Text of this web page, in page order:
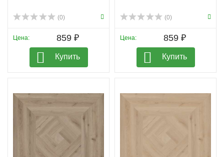
(0)
Цена: 859 ₽
Купить
(0)
Цена: 859 ₽
Купить